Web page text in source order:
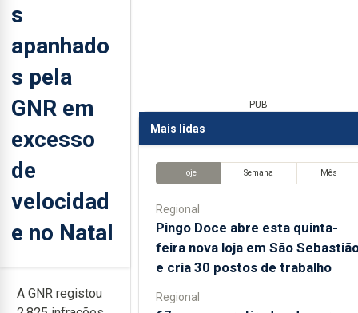
s
apanhado
s pela
GNR em
excesso
de
velocidad
e no Natal
A GNR registou
PUB
Mais lidas
Hoje Semana Mês
Regional
Pingo Doce abre esta quinta-
feira nova loja em São
e cria 30 postos de trabalho
Regional